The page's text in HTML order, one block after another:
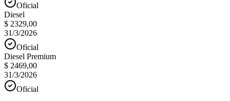
Oficial
Diesel
$ 2329,00
31/3/2026
Oficial
Diesel Premium
$ 2469,00
31/3/2026
Oficial